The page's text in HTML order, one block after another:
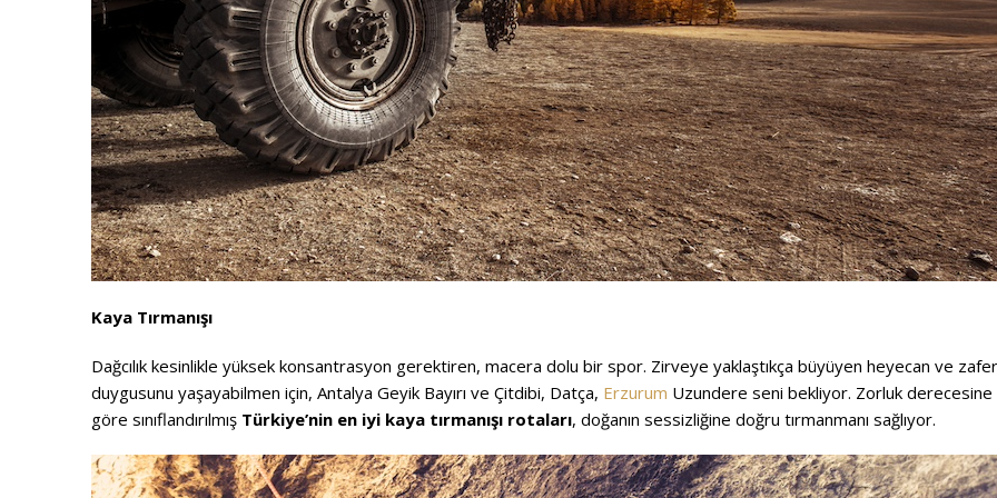
Kaya Tırmanışı
Dağcılık kesinlikle yüksek konsantrasyon gerektiren, macera dolu bir spor. Zirveye yaklaştıkça büyüyen heyecan ve zafer
duygusunu yaşayabilmen için, Antalya Geyik Bayırı ve Çitdibi, Datça, Erzurum Uzundere seni bekliyor. Zorluk derecesine
göre sınıflandırılmış Türkiye’nin en iyi kaya tırmanışı rotaları, doğanın sessizliğine doğru tırmanmanı sağlıyor.